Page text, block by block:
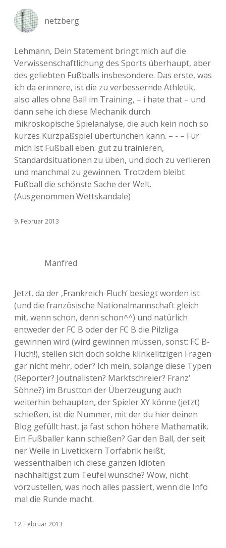
netzberg
Lehmann, Dein Statement bringt mich auf die
Verwissenschaftlichung des Sports überhaupt, aber
des geliebten Fußballs insbesondere. Das erste, was
ich da erinnere, ist die zu verbessernde Athletik,
also alles ohne Ball im Training, – i hate that – und
dann sehe ich diese Mechanik durch
mikroskopische Spielanalyse, die auch kein noch so
kurzes Kurzpaßspiel übertünchen kann. – - – Für
mich ist Fußball eben: gut zu trainieren,
Standardsituationen zu üben, und doch zu verlieren
und manchmal zu gewinnen. Trotzdem bleibt
Fußball die schönste Sache der Welt.
(Ausgenommen Wettskandale)
9. Februar 2013
Manfred
Jetzt, da der ‚Frankreich-Fluch‘ besiegt worden ist
(und die französische Nationalmannschaft gleich
mit, wenn schon, denn schon^^) und natürlich
entweder der FC B oder der FC B die Pilzliga
gewinnen wird (wird gewinnen müssen, sonst: FC B-
Fluch!), stellen sich doch solche klinkelitzigen Fragen
gar nicht mehr, oder? Ich mein, solange diese Typen
(Reporter? Joutnalisten? Marktschreier? Franz‘
Söhne?) im Brustton der Überzeugung auch
weiterhin behaupten, der Spieler XY könne (jetzt)
schießen, ist die Nummer, mit der du hier deinen
Blog gefüllt hast, ja fast schon höhere Mathematik.
Ein Fußballer kann schießen? Gar den Ball, der seit
ner Weile in Livetickern Torfabrik heißt,
wessenthalben ich diese ganzen Idioten
nachhaltigst zum Teufel wünsche? Wow, nicht
vorzustellen, was noch alles passiert, wenn die Info
mal die Runde macht.
12. Februar 2013